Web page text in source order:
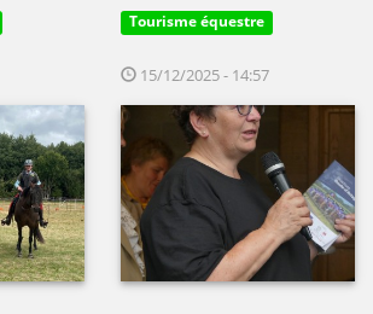
Tourisme équestre
15/12/2025 - 14:57